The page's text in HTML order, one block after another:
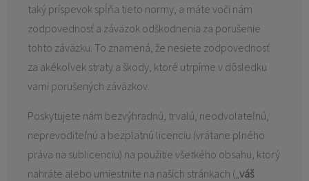
taký príspevok spĺňa tieto normy, a máte voči nám
zodpovednosť a záväzok odškodnenia za porušenie
tohto záväzku. To znamená, že nesiete zodpovednosť
za akékoľvek straty a škody, ktoré utrpíme v dôsledku
vami porušených záväzkov.
Poskytujete nám bezvýhradnú, trvalú, neodvolateľnú,
neprevoditeľnú a bezplatnú licenciu (vrátane plného
práva na sublicenciu) na použitie všetkého obsahu, ktorý
nahráte alebo umiestnite na našich stránkach („váš